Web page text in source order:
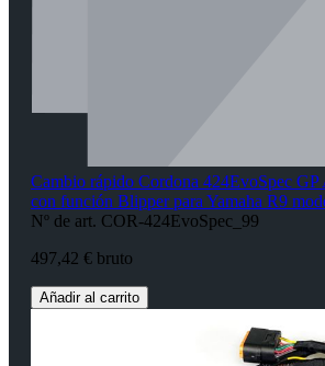
Cambio rápido Cordona 424EvoSpec GP
con función Blipper para Yamaha R9
Nº de art. COR-424EvoSpec_99
497,42 € bruto
Añadir al carrito